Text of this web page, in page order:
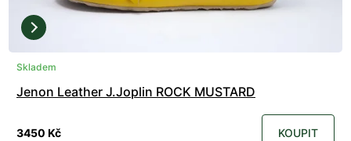
Skladem
Jenon Leather J.Joplin ROCK MUSTARD
3450 Kč KOUPIT